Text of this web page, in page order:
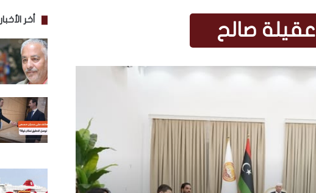
عقيلة صالح أخر الأخبار